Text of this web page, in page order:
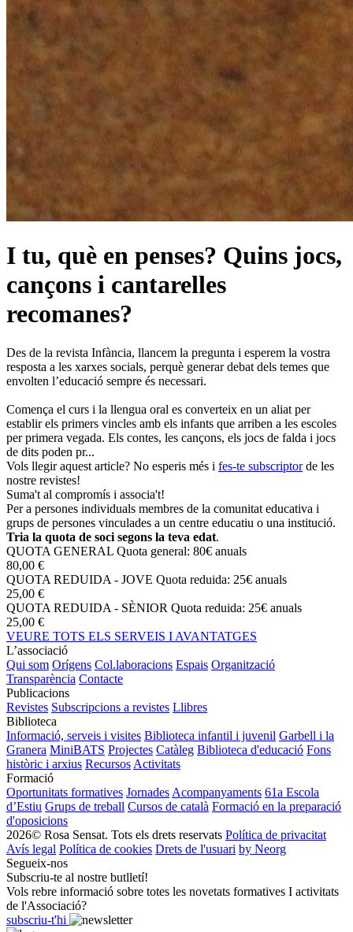
I tu, què en penses? Quins jocs,
cançons i cantarelles
recomanes?
Des de la revista Infància, llancem la pregunta i esperem la vostra
resposta a les xarxes socials, perquè generar debat dels temes que
envolten l’educació sempre és necessari.
Comença el curs i la llengua oral es converteix en un aliat per
establir els primers vincles amb els infants que arriben a les escoles
per primera vegada. Els contes, les cançons, els jocs de falda i jocs
de dits poden pr...
Vols llegir aquest article? No esperis més i fes-te subscriptor de les
nostre revistes!
Suma't al compromís i associa't!
Per a persones individuals membres de la comunitat educativa i
grups de persones vinculades a un centre educatiu o una institució.
Tria la quota de soci segons la teva edat.
QUOTA GENERAL Quota general: 80€ anuals
80,00 €
QUOTA REDUIDA - JOVE Quota reduida: 25€ anuals
25,00 €
QUOTA REDUIDA - SÈNIOR Quota reduida: 25€ anuals
25,00 €
VEURE TOTS ELS SERVEIS I AVANTATGES
L’associació
Qui som Orígens Col.laboracions Espais Organització
Transparència Contacte
Publicacions
Revistes Subscripcions a revistes Llibres
Biblioteca
Informació, serveis i visites Biblioteca infantil i juvenil Garbell i la
Granera MiniBATS Projectes Catàleg Biblioteca d'educació Fons
històric i arxius Recursos Activitats
Formació
Oportunitats formatives Jornades Acompanyaments 61a Escola
d’Estiu Grups de treball Cursos de català Formació en la preparació
d'oposicions
2026© Rosa Sensat. Tots els drets reservats Política de privacitat
Avís legal Política de cookies Drets de l'usuari by Neorg
Segueix-nos
Subscriu-te al nostre butlletí!
Vols rebre informació sobre totes les novetats formatives I activitats
de l'Associació?
subscriu-t'hi